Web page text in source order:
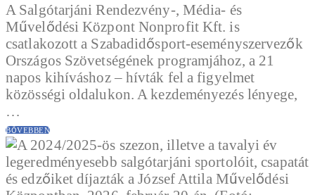
A Salgótarjáni Rendezvény-, Média- és
Művelődési Központ Nonprofit Kft. is
csatlakozott a Szabadidősport-eseményszervezők
Országos Szövetségének programjához, a 21
napos kihíváshoz – hívták fel a figyelmet
közösségi oldalukon. A kezdeményezés lényege,
…
BŐVEBBEN